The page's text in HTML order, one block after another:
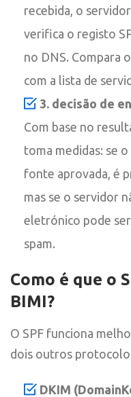
recebida, o
verifica o registo
no DNS. Compara
com a lista de
3. decisão de
Com base no
toma medidas: se
fonte aprovada, é
mas se o servidor
eletrónico pode
spam.
Como é que o
BIMI?
O SPF funciona
dois outros
DKIM